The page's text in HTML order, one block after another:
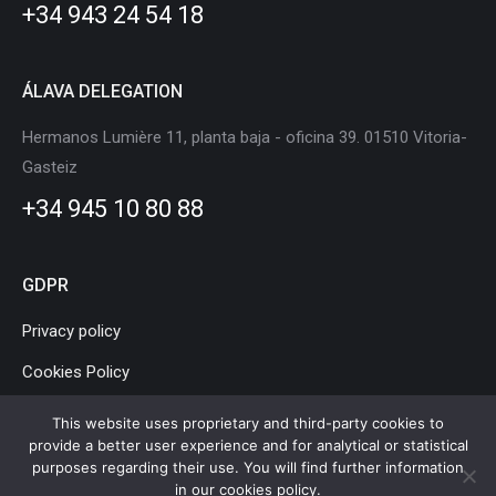
windowwindowwindowwindowwindow
+34 943 24 54 18
ÁLAVA DELEGATION
Hermanos Lumière 11, planta baja - oficina 39. 01510 Vitoria-
Gasteiz
+34 945 10 80 88
GDPR
Privacy policy
Cookies Policy
Legal Notice
This website uses proprietary and third-party cookies to
provide a better user experience and for analytical or statistical
purposes regarding their use. You will find further information
in our cookies policy.